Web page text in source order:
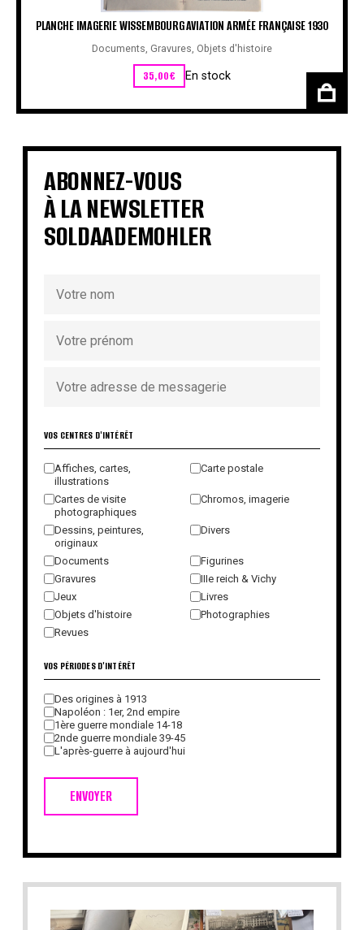
PLANCHE IMAGERIE WISSEMBOURG AVIATION ARMÉE FRANÇAISE 1930
Documents, Gravures, Objets d'histoire
35,00€ En stock
ABONNEZ-VOUS
À LA NEWSLETTER
SOLDAADEMOHLER
VOS CENTRES D'INTÉRÊT
Affiches, cartes,
illustrations
Carte postale
Cartes de visite
photographiques
Chromos, imagerie
Dessins, peintures,
originaux
Divers
Documents
Figurines
Gravures
IIIe reich & Vichy
Jeux
Livres
Objets d'histoire
Photographies
Revues
ENVOYER
VOS PÉRIODES D'INTÉRÊT
Des origines à 1913
Napoléon : 1er, 2nd empire
1ère guerre mondiale 14-18
2nde guerre mondiale 39-45
L'après-guerre à aujourd'hui